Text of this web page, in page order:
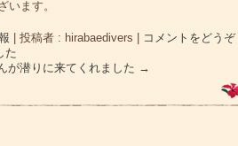
います。
| 投稿者 : hirabaedivers | コメントをどうぞ
た
が潜りに来てくれました →